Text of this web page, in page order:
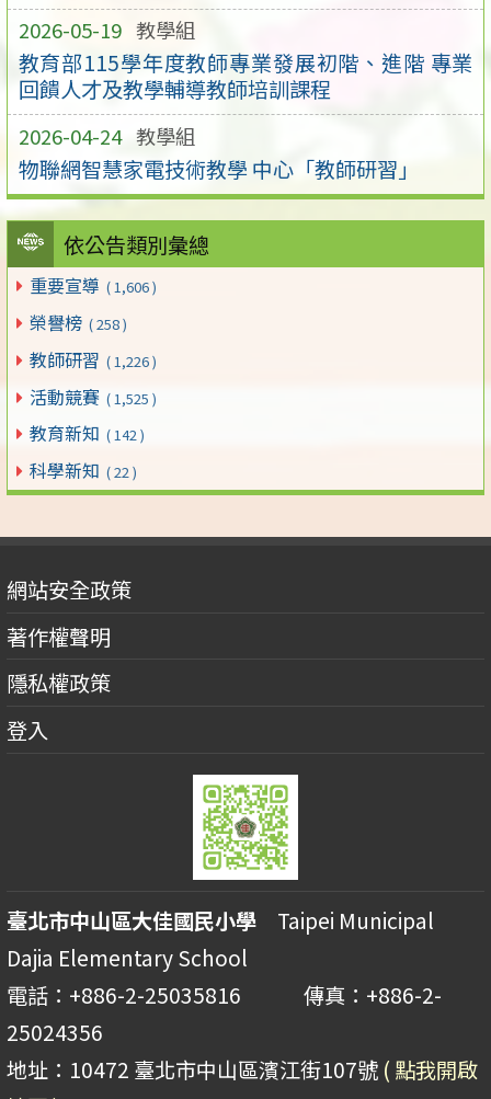
2026-05-19 教學組
教育部115學年度教師專業發展初階、進階 專業
回饋人才及教學輔導教師培訓課程
2026-04-24 教學組
物聯網智慧家電技術教學 中心「教師研習」
依公告類別彙總
重要宣導 ( 1,606 )
榮譽榜 ( 258 )
教師研習 ( 1,226 )
活動競賽 ( 1,525 )
教育新知 ( 142 )
科學新知 ( 22 )
網站安全政策
著作權聲明
隱私權政策
登入
臺北市中山區大佳國民小學 Taipei Municipal
Dajia Elementary School
電話：+886-2-25035816 傳真：+886-2-
25024356
地址：10472 臺北市中山區濱江街107號 ( 點我開啟